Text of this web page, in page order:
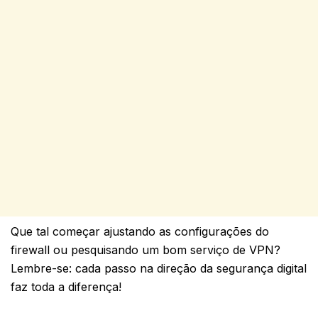
Que tal começar ajustando as configurações do
firewall ou pesquisando um bom serviço de VPN?
Lembre-se: cada passo na direção da segurança digital
faz toda a diferença!